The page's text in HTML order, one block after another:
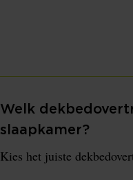
Welk
slaapkamer?
Kies het juiste